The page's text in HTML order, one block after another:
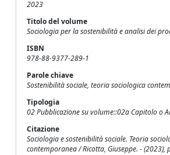
2023
Titolo del volume
Sociologia per la sostenibilità e analisi dei
ISBN
978-88-9377-289-1
Parole chiave
Sostenibilità sociale, teoria sociologica
Tipologia
02 Pubblicazione su volume::02a Capitolo o
Citazione
Sociologia e sostenibilità sociale. Teoria
contemporanea / Ricotta, Giuseppe. - (2023),